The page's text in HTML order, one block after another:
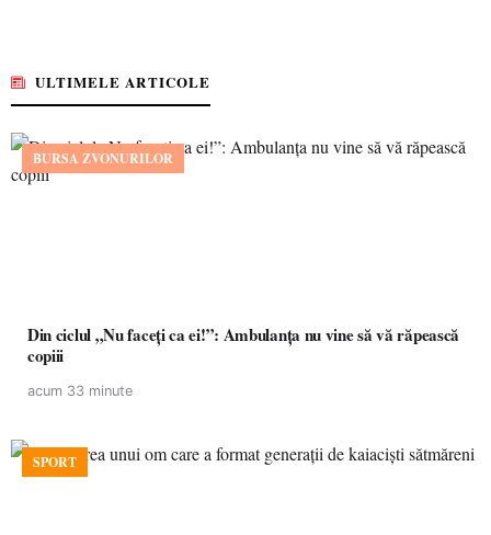
ULTIMELE ARTICOLE
BURSA ZVONURILOR
Din ciclul „Nu faceți ca ei!”: Ambulanța nu vine să vă răpească
copiii
acum 33 minute
SPORT